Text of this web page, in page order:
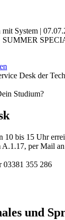
mit System |
SUMMER
Studium?
10 bis 15 Uhr
per Mail an
03381 355 286
und